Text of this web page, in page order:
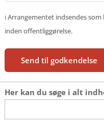
ℹ️ Arrangementet indsendes
inden offentliggørelse.
Send til godkendelse
Her kan du søge i alt
efter: